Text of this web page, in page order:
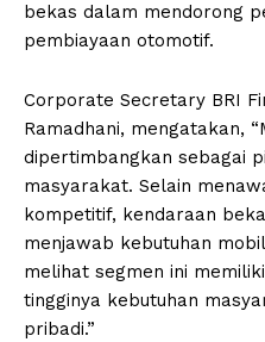
bekas dalam mendorong
pembiayaan otomotif.
Corporate Secretary BRI
Ramadhani, mengatakan,
dipertimbangkan sebagai
masyarakat. Selain
kompetitif, kendaraan
menjawab kebutuhan
melihat segmen ini
tingginya kebutuhan
pribadi.”